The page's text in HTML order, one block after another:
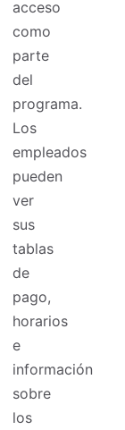
acceso
como
parte
del
programa.
Los
empleados
pueden
ver
sus
tablas
de
pago,
horarios
e
información
sobre
los